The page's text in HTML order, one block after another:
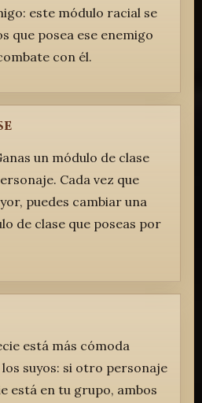
este módulo racial se
que posea ese enemigo
con él.
un módulo de clase
Cada vez que
puedes cambiar una
de clase que poseas por
está más cómoda
los suyos: si otro personaje
está en tu grupo, ambos